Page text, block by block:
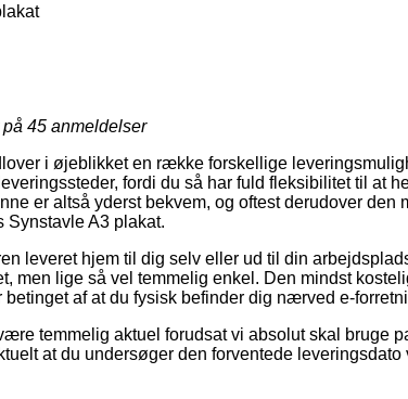
45 anmeldelser
i øjeblikket en række forskellige
fordi du så har fuld fleksibilitet til at
er altså yderst bekvem, og oftest derudover den
Synstavle A3 plakat.
leveret hjem til dig selv eller ud til din
men lige så vel temmelig enkel. Den mindst
betinget af at du fysisk befinder dig nærved e-
temmelig aktuel forudsat vi absolut skal bruge
at du undersøger den forventede leveringsdato